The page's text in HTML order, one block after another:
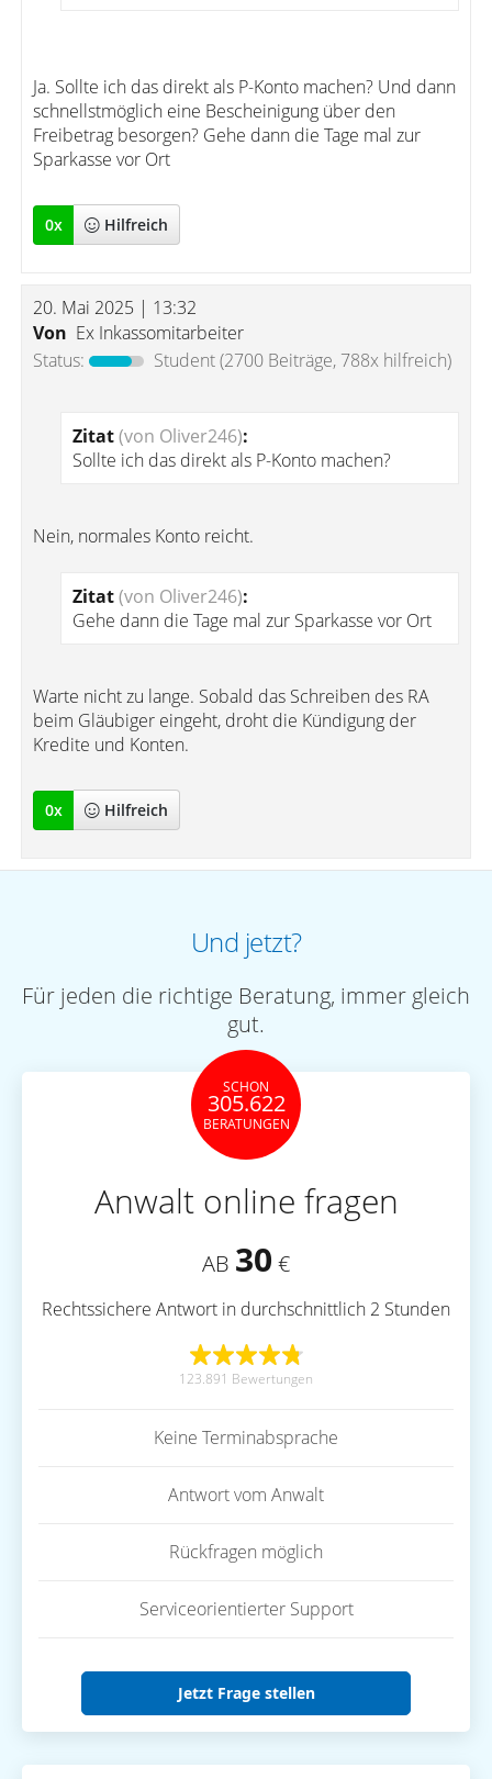
Ja. Sollte ich das direkt als P-Konto machen? Und dann
schnellstmöglich eine Bescheinigung über den
Freibetrag besorgen? Gehe dann die Tage mal zur
Sparkasse vor Ort
0x Hilfreich
20. Mai 2025 | 13:32
Von Ex Inkassomitarbeiter
Status:
Student(2700 Beiträge, 788x hilfreich)
Zitat(von Oliver246):
Sollte ich das direkt als P-Konto machen?
Nein, normales Konto reicht.
Zitat(von Oliver246):
Gehe dann die Tage mal zur Sparkasse vor Ort
Warte nicht zu lange. Sobald das Schreiben des RA
beim Gläubiger eingeht, droht die Kündigung der
Kredite und Konten.
0x Hilfreich
Und jetzt?
Für jeden die richtige Beratung, immer gleich
gut.
SCHON
305.622
BERATUNGEN
Anwalt online fragen
AB 30 €
Rechtssichere Antwort in durchschnittlich 2 Stunden
123.891 Bewertungen
Keine Terminabsprache
Antwort vom Anwalt
Rückfragen möglich
Serviceorientierter Support
Jetzt Frage stellen